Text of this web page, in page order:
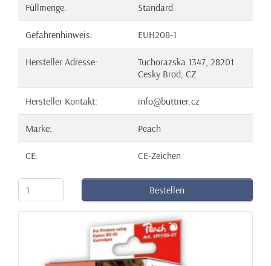
Füllmenge: Standard
Gefahrenhinweis: EUH208-1
Hersteller Adresse:
Tuchorazska 1347, 28201
Cesky Brod, CZ
Hersteller Kontakt: info@buttner.cz
Marke: Peach
CE: CE-Zeichen
Bestellen